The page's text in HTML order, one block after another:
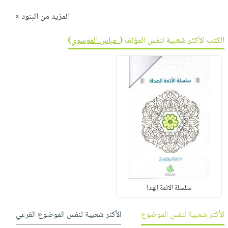
المزيد من البنود »
الكتب الأكثر شعبية لنفس المؤلف (عباس الموسوي)
سلسلة الائمة الهدا
الأكثر شعبية لنفس الموضوع الأكثر شعبية لنفس الموضوع الفرعي